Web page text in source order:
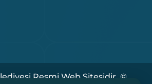
Resmi Web Sitesidir. ©